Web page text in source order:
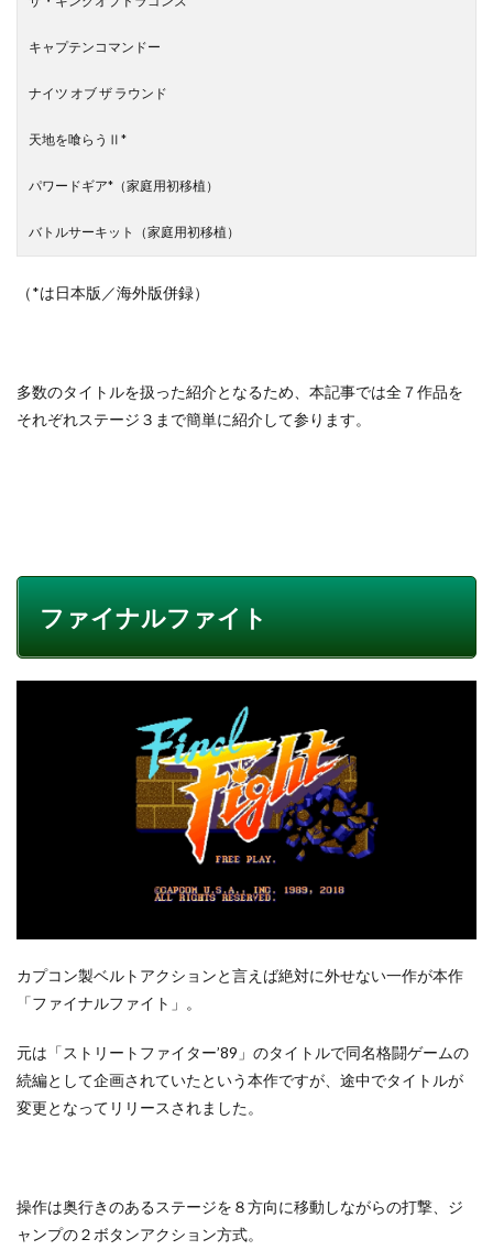
キャプテンコマンドー
ナイツ オブ ザ ラウンド
天地を喰らうⅡ*
パワードギア*（家庭用初移植）
バトルサーキット（家庭用初移植）
（*は日本版／海外版併録）
多数のタイトルを扱った紹介となるため、本記事では全７作品を
それぞれステージ３まで簡単に紹介して参ります。
ファイナルファイト
カプコン製ベルトアクションと言えば絶対に外せない一作が本作
「ファイナルファイト」。
元は「ストリートファイター’89」のタイトルで同名格闘ゲームの
続編として企画されていたという本作ですが、途中でタイトルが
変更となってリリースされました。
操作は奥行きのあるステージを８方向に移動しながらの打撃、ジ
ャンプの２ボタンアクション方式。